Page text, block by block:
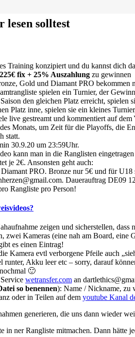
lesen solltest
Training konzipiert und du kannst dich
225€ fix + 25% Auszahlung zu gewinnen
Gold und Diamant PRO bekommen
spielen ein Turnier, der
den gleichen Platz erreicht, spielen
Platz inne, spielen sie ein kleines
live gestreamt und kommentiert auf
Monats, um Zeit für die Playoffs, die
statt.
30.9.20 um 23:59Uhr.
kann man in die Ranglisten
je 2€. Ansonsten geht auch:
PRO. Bronze nur 5€ und für
Dauerauftrag DE09
Rangliste pro Person!
zeigen und sicherstellen,
zwei Kameras (eine nah am Board, eine
es einen Eintrag!
Kamera evtl verborgene Pfeile auch
runter, Akku leer etc – sorry, darauf
🙂
wetransfer.com an
so benennen): Name / Nickname, zu
oder in Teilen auf dem youtube Kanal
generieren, die uns dann wieder
in ner Rangliste mitmachen. Dann hätte